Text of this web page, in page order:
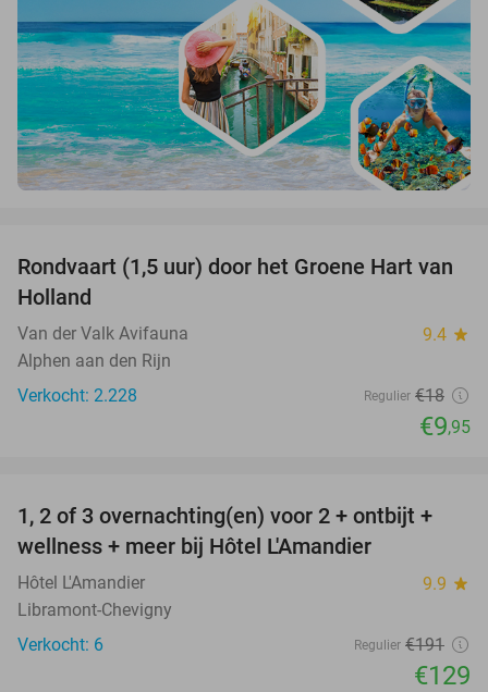
45%
Rondvaart (1,5 uur) door het Groene Hart van
Holland
Van der Valk Avifauna 9.4 star
Alphen aan den Rijn
Verkocht: 2.228
Regulier €18
€9,95
32%
TODAY
1, 2 of 3 overnachting(en) voor 2 + ontbijt +
wellness + meer bij Hôtel L'Amandier
Hôtel L'Amandier 9.9 star
Libramont-Chevigny
Verkocht: 6
Regulier €191
€129